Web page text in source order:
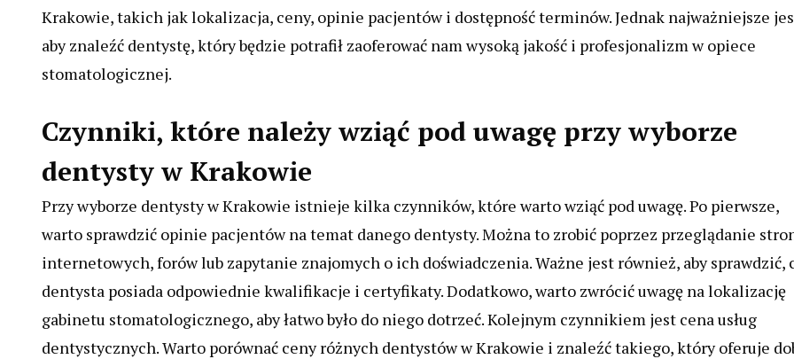
Krakowie, takich jak lokalizacja, ceny, opinie pacjentów i dostępność terminów. Jednak najważniejsze
aby znaleźć dentystę, który będzie potrafił zaoferować nam wysoką jakość i profesjonalizm w opiece
stomatologicznej.
Czynniki, które należy wziąć pod uwagę przy wyborze
dentysty w Krakowie
Przy wyborze dentysty w Krakowie istnieje kilka czynników, które warto wziąć pod uwagę. Po pierwsze,
warto sprawdzić opinie pacjentów na temat danego dentysty. Można to zrobić poprzez przeglądanie
internetowych, forów lub zapytanie znajomych o ich doświadczenia. Ważne jest również, aby sprawdzić,
dentysta posiada odpowiednie kwalifikacje i certyfikaty. Dodatkowo, warto zwrócić uwagę na lokalizację
gabinetu stomatologicznego, aby łatwo było do niego dotrzeć. Kolejnym czynnikiem jest cena usług
dentystycznych. Warto porównać ceny różnych dentystów w Krakowie i znaleźć takiego, który oferuje